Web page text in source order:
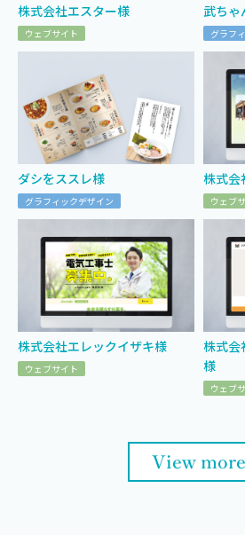
株式会社エスター様
ウェブサイト
武ちゃ
グラフ
ダシをススレ様
グラフィックデザイン
株式会
ウェブ
株式会社エレックイザキ様
ウェブサイト
株式会
様
ウェブ
View more